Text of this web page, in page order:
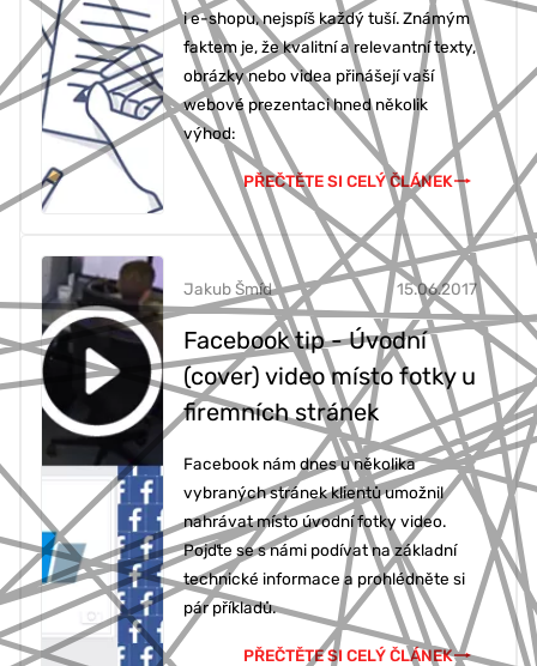
i e-shopu, nejspíš každý tuší. Známým
faktem je, že kvalitní a relevantní texty,
obrázky nebo videa přinášejí vaší
webové prezentaci hned několik
výhod:
PŘEČTĚTE SI CELÝ ČLÁNEK
Facebook tip - Úvodní
(cover) video místo fotky u
firemních stránek
15.06.2017
Jakub Šmíd
Facebook nám dnes u několika
vybraných stránek klientů umožnil
nahrávat místo úvodní fotky video.
Pojďte se s námi podívat na základní
technické informace a prohlédněte si
pár příkladů.
PŘEČTĚTE SI CELÝ ČLÁNEK